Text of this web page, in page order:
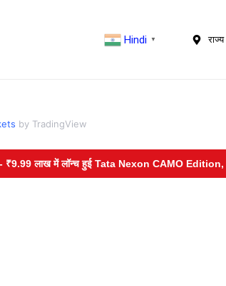
Hindi ▼
by TradingView
लाख में लॉन्च हुई Tata Nexon CAMO Edition, नए रंग